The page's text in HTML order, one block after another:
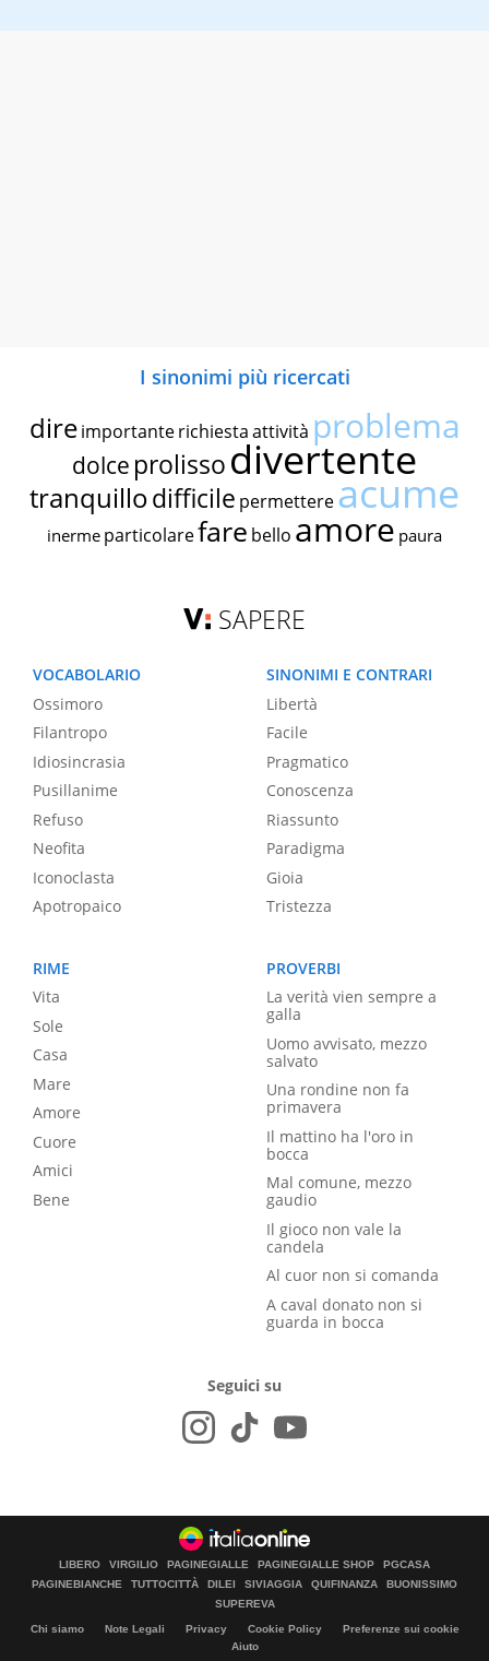
I sinonimi più ricercati
dire importante richiestaattività problema
dolce prolissodivertente
tranquillodifficile permettereacume
inerme particolarefare bello amore paura
SAPERE
VOCABOLARIO
Ossimoro
Filantropo
Idiosincrasia
Pusillanime
Refuso
Neofita
Iconoclasta
Apotropaico
SINONIMI E CONTRARI
Libertà
Facile
Pragmatico
Conoscenza
Riassunto
Paradigma
Gioia
Tristezza
RIME
Vita
Sole
Casa
Mare
Amore
Cuore
Amici
Bene
PROVERBI
La verità vien sempre a
galla
Uomo avvisato, mezzo
salvato
Una rondine non fa
primavera
Il mattino ha l'oro in
bocca
Mal comune, mezzo
gaudio
Il gioco non vale la
candela
Al cuor non si comanda
A caval donato non si
guarda in bocca
Seguici su
LIBERO VIRGILIO PAGINEGIALLE PAGINEGIALLE SHOP
PGCASA
PAGINEBIANCHE
TUTTOCITTÀ DILEI SIVIAGGIA QUIFINANZA
BUONISSIMO
SUPEREVA
Chi siamo Note Legali Privacy Cookie Policy
Preferenze sui cookie
Aiuto